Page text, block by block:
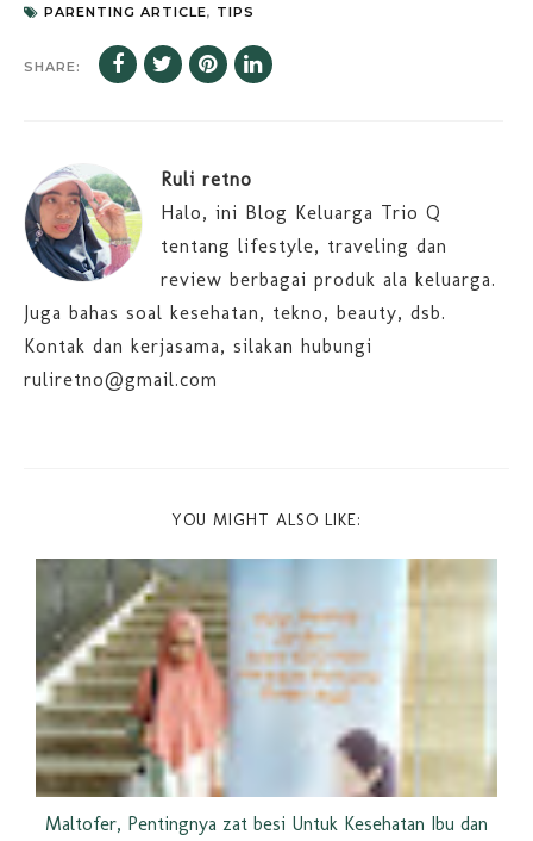
PARENTING ARTICLE, TIPS
SHARE:
Ruli retno
Halo, ini Blog Keluarga Trio Q
tentang lifestyle, traveling dan
review berbagai produk ala keluarga.
Juga bahas soal kesehatan, tekno, beauty, dsb.
Kontak dan kerjasama, silakan hubungi
ruliretno@gmail.com
YOU MIGHT ALSO LIKE:
Maltofer, Pentingnya zat besi Untuk Kesehatan Ibu dan